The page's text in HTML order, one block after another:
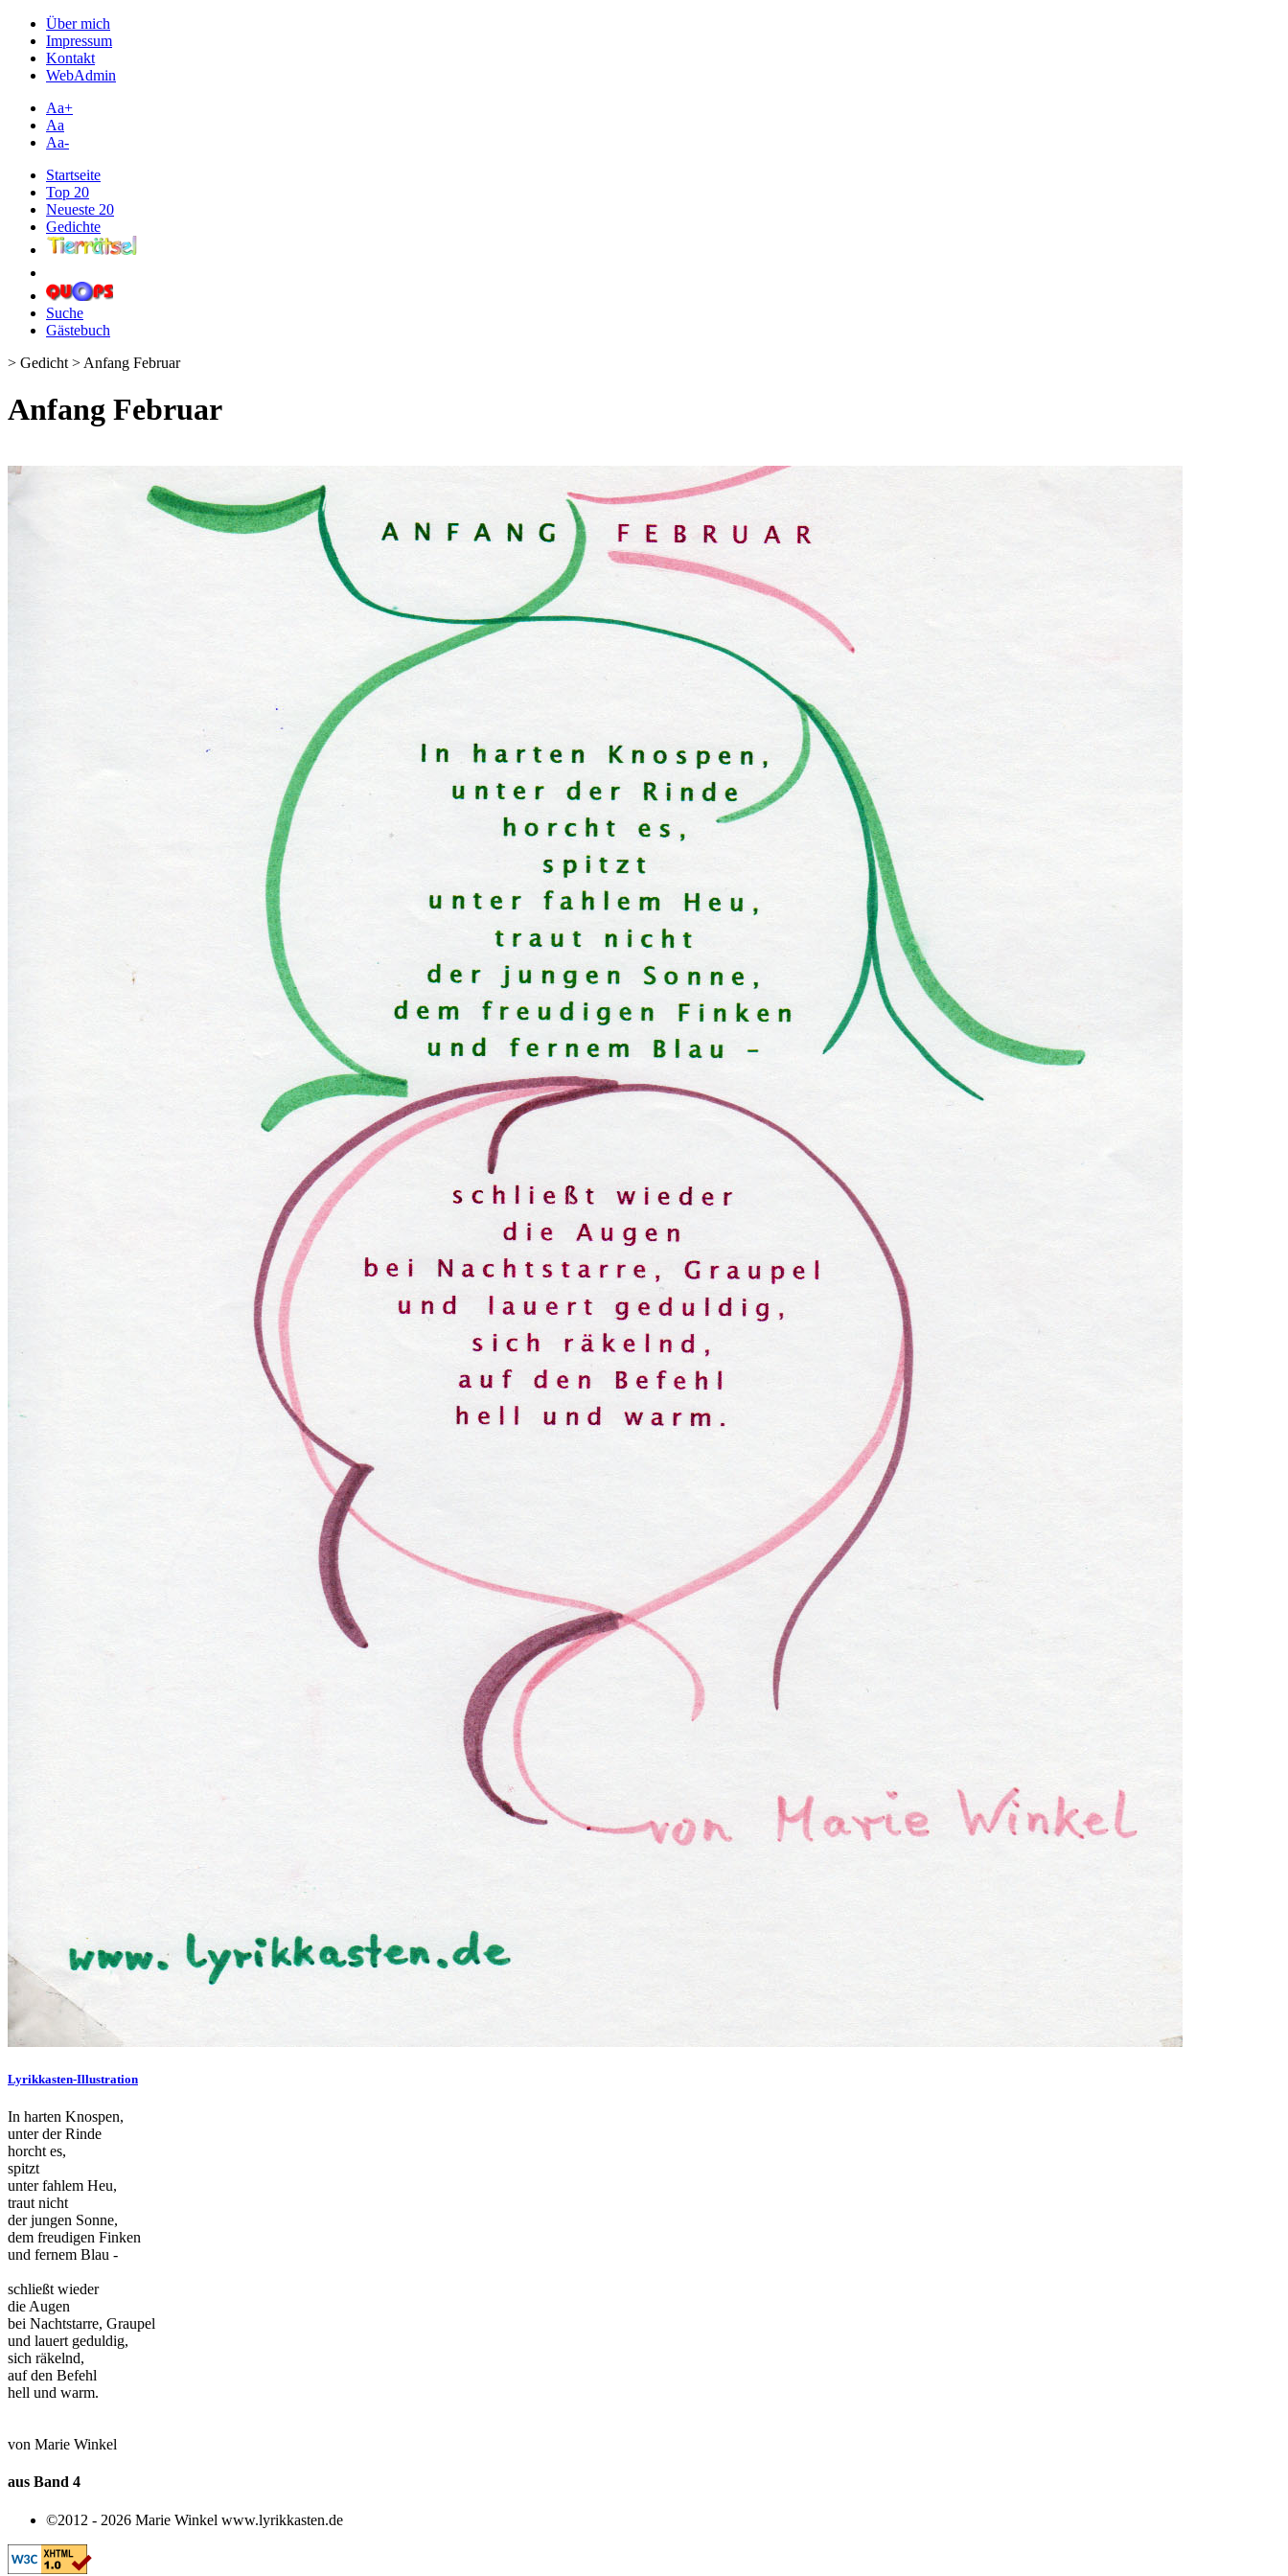
Über mich
Impressum
Kontakt
WebAdmin
Aa+
Aa
Aa-
Startseite
Top 20
Neueste 20
Gedichte
Suche
Gästebuch
> Gedicht > Anfang Februar
Anfang Februar
Lyrikkasten-Illustration
In harten Knospen,
unter der Rinde
horcht es,
spitzt
unter fahlem Heu,
traut nicht
der jungen Sonne,
dem freudigen Finken
und fernem Blau -
schließt wieder
die Augen
bei Nachtstarre, Graupel
und lauert geduldig,
sich räkelnd,
auf den Befehl
hell und warm.
von Marie Winkel
aus Band 4
©2012 - 2026 Marie Winkel www.lyrikkasten.de